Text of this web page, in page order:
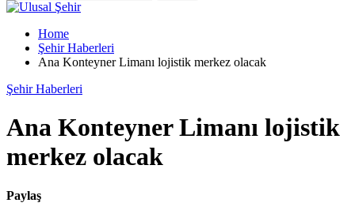
Home
Şehir Haberleri
Ana Konteyner Limanı lojistik merkez olacak
Şehir Haberleri
Ana Konteyner Limanı lojistik
merkez olacak
Paylaş